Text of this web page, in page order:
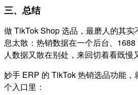
三、总结
做 TikTok Shop 选品，最磨人的其
息太散：热销数据在一个后台、
人数据又散在别处，来回切着看既慢
妙手 ERP 的 TikTok 热销选品功能
个入口里：